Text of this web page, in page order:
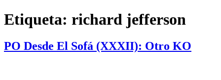
Etiqueta: richard jefferson
PO Desde El Sofá (XXXII): Otro KO